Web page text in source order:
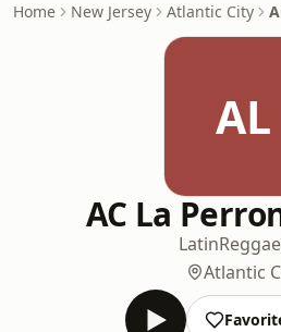
Home New Jersey Atlantic City
AL
AC La
Latin
Atlantic